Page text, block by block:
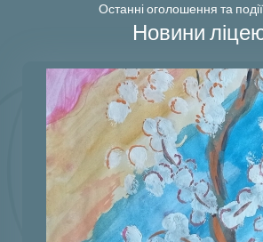
Останні оголошення та
Новини